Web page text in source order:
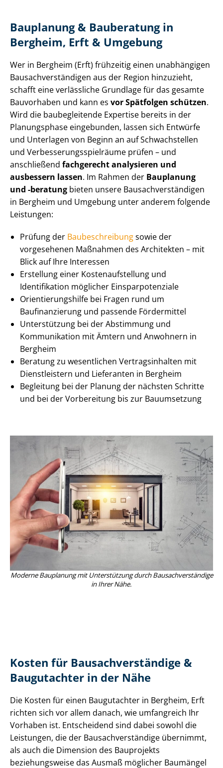
Bauplanung & Bauberatung in
Bergheim, Erft & Umgebung
Wer in Bergheim (Erft) frühzeitig einen unabhängigen
Bau­sach­ver­stän­di­gen aus der Region hinzuzieht,
schafft eine verlässliche Grundlage für das gesamte
Bauvorhaben und kann es vor Spätfolgen schützen.
Wird die baubegleitende Expertise bereits in der
Planungsphase eingebunden, lassen sich Entwürfe
und Unterlagen von Beginn an auf Schwachstellen
und Ver­bes­se­rungs­spiel­räu­me prüfen – und
anschließend fachgerechtanalysieren und
ausbessern lassen. Im Rahmen der Bauplanung
und -beratung bieten unsere Bau­sach­ver­stän­di­gen
in Bergheim und Umgebung unter anderem folgende
Leistungen:
Prüfung der Baubeschreibungsowie der
vorgesehenen Maßnahmen des Architekten – mit
Blick auf Ihre Interessen
Erstellung einer Kos­ten­auf­stel­lung und
Identifikation möglicher Ein­spar­po­ten­zia­le
Ori­en­tie­rungs­hil­fe bei Fragen rund um
Baufinanzierung und passende Fördermittel
Unterstützung bei der Abstimmung und
Kommunikation mit Ämtern und Anwohnern in
Bergheim
Beratung zu wesentlichen Ver­trags­in­hal­ten mit
Dienstleistern und Lieferanten in Bergheim
Begleitung bei der Planung der nächsten Schritte
und bei der Vorbereitung bis zur Bauumsetzung
Moderne Bauplanung mit Unterstützung durch Bau­sach­ver­stän­di­ge
in Ihrer Nähe.
Kosten für Bau­sach­ver­stän­di­ge &
Baugutachter in der Nähe
Die Kosten für einen Baugutachter in Bergheim, Erft
richten sich vor allem danach, wie umfangreich Ihr
Vorhaben ist. Entscheidend sind dabei sowohl die
Leistungen, die der Bau­sach­ver­stän­di­ge übernimmt,
als auch die Dimension des Bauprojekts
beziehungsweise das Ausmaß möglicher Baumängel